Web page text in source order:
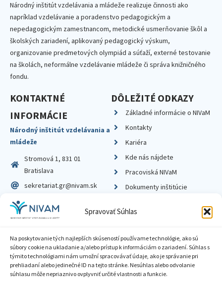
Spravovať Súhlas
Na poskytovanie tých najlepších skúseností používame technológie, ako sú
súbory cookie na ukladanie a/alebo prístup k informáciám o zariadení. Súhlas s
týmito technológiami nám umožní spracovávať údaje, ako je správanie pri
prehliadaní alebo jedinečné ID na tejto stránke. Nesúhlas alebo odvolanie
súhlasu môže nepriaznivo ovplyvniť určité vlastnosti a funkcie.
Národný inštitút vzdelávania a mládeže realizuje činnosti ako
napríklad vzdelávanie a poradenstvo pedagogickým a
nepedagogickým zamestnancom, metodické usmerňovanie škôl a
školských zariadení, aplikovaný pedagogický výskum,
organizovanie predmetových olympiád a súťaží, externé testovanie
na školách, neformálne vzdelávanie mládeže či správa knižničného
fondu.
KONTAKTNÉ
INFORMÁCIE
Národný inštitút vzdelávania a
mládeže
Stromová 1, 831 01
Bratislava
sekretariat.gr@nivam.sk
IČO: 00164348
DIČ: 2020798714
DÔLEŽITÉ ODKAZY
Základné informácie o NIVaM
Kontakty
Kariéra
Kde nás nájdete
Pracoviská NIVaM
Dokumenty inštitúcie
Zásady ochrany súkromia